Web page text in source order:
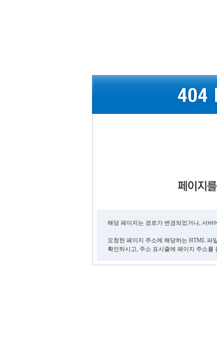
해당 페이지는 경로가 변경되었거나, 서
요청한 페이지 주소에 해당하는 HTML 파
확인하시고, 주소 표시줄에 페이지 주소